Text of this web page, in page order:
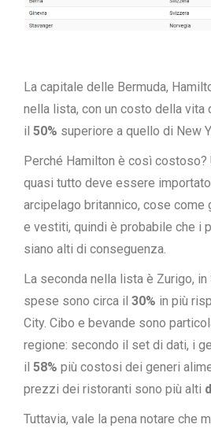
La capitale delle Bermuda,
nella lista, con un costo della vita
il 50% superiore a quello di New
Perché Hamilton è così costoso?
quasi tutto deve essere importato
arcipelago britannico, cose come
e vestiti, quindi è probabile che i
siano alti di conseguenza.
La seconda nella lista è Zurigo,
spese sono circa il 30% in più
City. Cibo e bevande sono
regione: secondo il set di dati, i
il 58% più costosi dei generi
prezzi dei ristoranti sono più alti
Tuttavia, vale la pena notare che